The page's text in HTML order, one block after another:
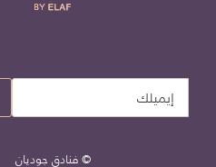
©فنادق جوديان